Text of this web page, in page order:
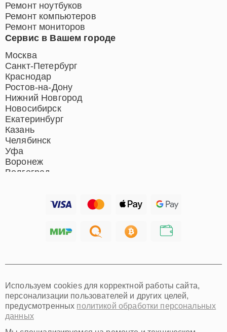
Сервис в Вашем городе
Москва
Санкт-Петербург
Краснодар
Ростов-на-Дону
Нижний Новгород
Новосибирск
Екатеринбург
Казань
Челябинск
Уфа
Воронеж
Волгоград
Хабаровск
Омск
Красноярск
Пермь
Ульяновск
Ремонт ноутбуков
Ремонт компьютеров
Ремонт мониторов
Используем cookies для корректной работы сайта,
персонализации пользователей и других целей,
предусмотренных политикой обработки персональных
данных